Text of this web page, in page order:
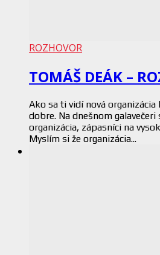
ROZHOVOR
TOMÁŠ DEÁK –
Ako sa ti vidí nová organizácia
dobre. Na dnešnom
organizácia, zápasníci na
Myslím si že organizácia...